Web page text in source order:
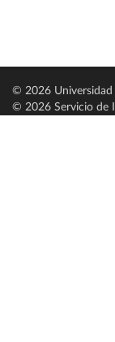
© 2026 Universidad
© 2026 Servicio de